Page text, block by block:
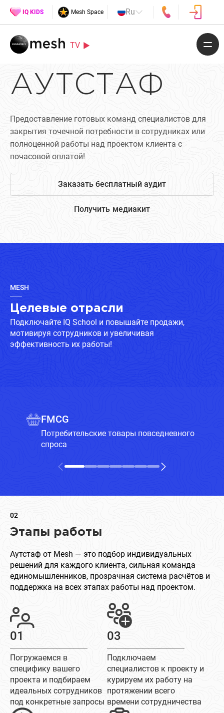
IQ KIDS Mesh Space Ru
TV
АУТСТАФ
Предоставление готовых команд специалистов для
закрытия точечной потребности в сотрудниках или
полноценной работы над проектом клиента с
почасовой оплатой!
Заказать бесплатный аудит
Получить медиакит
MESH
Целевые отрасли
Подключайте IQ School и повышайте продажи,
мотивируя сотрудников и увеличивая
эффективность их работы!
FMCG
Потребительские товары повседневного
спроса
02
Этапы работы
Аутстаф от Mesh — это подбор индивидуальных
решений для каждого клиента, сильная команда
единомышленников, прозрачная система расчётов и
поддержка на всех этапах работы над проектом.
01
Погружаемся в
специфику вашего
проекта и подбираем
идеальных сотрудников
под конкретные запросы
03
Подключаем
специалистов к проекту и
курируем их работу на
протяжении всего
времени сотрудничества